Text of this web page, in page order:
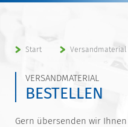
Start
VERSANDMATERIAL
BESTELLEN
Gern übersenden wir